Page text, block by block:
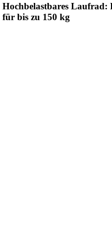
Hochbelastbares Laufrad:
für bis zu 150 kg